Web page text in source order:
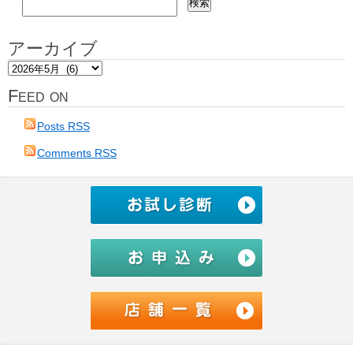
アーカイブ
ア
カ
Feed on
Posts RSS
Comments RSS